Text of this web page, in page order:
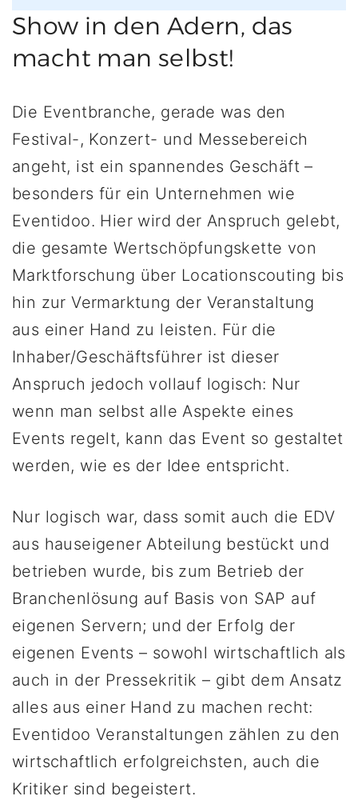
Show in den Adern, das
macht man selbst!
Die Eventbranche, gerade was den
Festival-, Konzert- und Messebereich
angeht, ist ein spannendes Geschäft –
besonders für ein Unternehmen wie
Eventidoo. Hier wird der Anspruch gelebt,
die gesamte Wertschöpfungskette von
Marktforschung über Locationscouting bis
hin zur Vermarktung der Veranstaltung
aus einer Hand zu leisten. Für die
Inhaber/Geschäftsführer ist dieser
Anspruch jedoch vollauf logisch: Nur
wenn man selbst alle Aspekte eines
Events regelt, kann das Event so gestaltet
werden, wie es der Idee entspricht.
Nur logisch war, dass somit auch die EDV
aus hauseigener Abteilung bestückt und
betrieben wurde, bis zum Betrieb der
Branchenlösung auf Basis von SAP auf
eigenen Servern; und der Erfolg der
eigenen Events – sowohl wirtschaftlich als
auch in der Pressekritik – gibt dem Ansatz
alles aus einer Hand zu machen recht:
Eventidoo Veranstaltungen zählen zu den
wirtschaftlich erfolgreichsten, auch die
Kritiker sind begeistert.